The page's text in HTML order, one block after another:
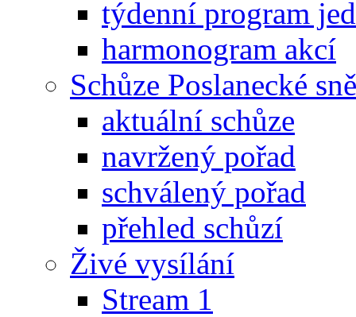
týdenní program
harmonogram akcí
Schůze Poslanecké
aktuální schůze
navržený pořad
schválený pořad
přehled schůzí
Živé vysílání
Stream 1